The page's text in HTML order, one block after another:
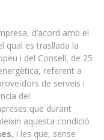
d’acord amb el
qual es trasllada la
i del Consell, de 25
referent a
de serveis i
del
que durant
aquesta condició
, i les que, sense